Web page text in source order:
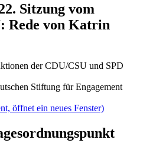
Sitzung vom
Rede von Katrin
der CDU/CSU und SPD
Stiftung für Engagement
öffnet ein neues Fenster)